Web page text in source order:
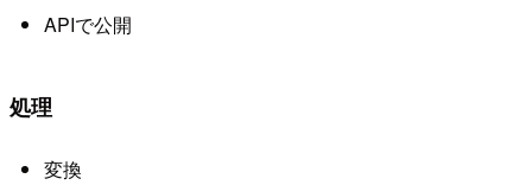
APIで公開
処理
変換